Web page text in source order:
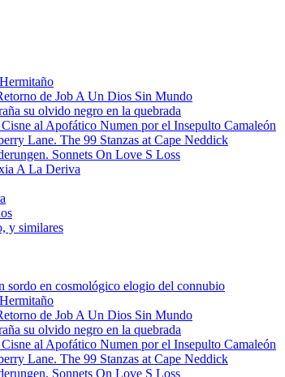
de Job A Un Dios Sin Mundo
su olvido negro en la quebrada
al Apofático Numen por el Insepulto Camaleón
Lane. The 99 Stanzas at Cape Neddick
Sonnets On Love S Loss
A La Deriva
y similares
sordo en cosmológico elogio del connubio
de Job A Un Dios Sin Mundo
su olvido negro en la quebrada
al Apofático Numen por el Insepulto Camaleón
Lane. The 99 Stanzas at Cape Neddick
Sonnets On Love S Loss